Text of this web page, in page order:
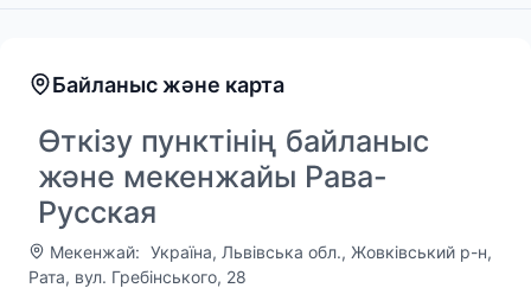
Байланыс және карта
Өткізу пунктінің байланыс
және мекенжайы Рава-
Русская
Мекенжай: Україна, Львівська обл., Жовківський р-н,
Рата, вул. Гребінського, 28